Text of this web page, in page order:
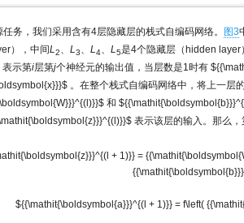
任务，我们采用含有4层隐藏层的栈式自编码网络。 图3
），中间L2、 L3、 L4、 L5是4个隐藏层（hidden layer
表示第i层第j个神经元的输出值，当层数是1时有
。在整个栈式自编码网络中，将上一层
和
表示该层的输入。那么，
+ 1)}} =
${{\mathit{\boldsymbol{a}}}^{(l + 1)}} = f\left(